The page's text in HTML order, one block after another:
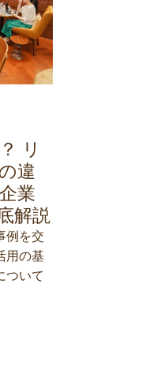
リ
違
業
解説
例を交
用の基
ついて